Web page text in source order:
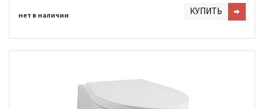
нет в наличии КУПИТЬ